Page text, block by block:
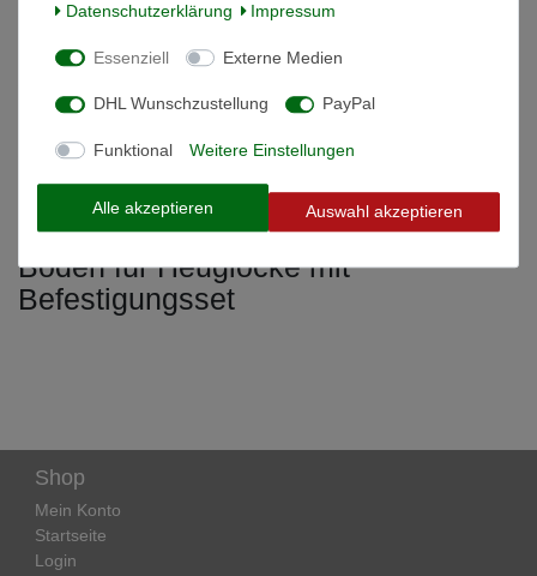
Technische Daten
Weitere Details
Informationen zur Produktsicherheit
Boden für Heuglocke mit
Befestigungsset
Shop
Mein Konto
Startseite
Login
Daten­schutz­erklärung
Impressum
Essenziell Externe Medien
DHL Wunschzustellung PayPal
Funktional Weitere Einstellungen
Alle akzeptieren Auswahl akzeptieren